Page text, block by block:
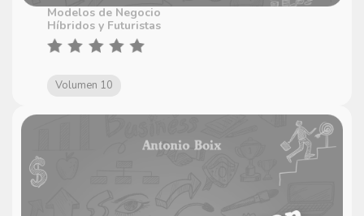
Modelos de Negocio
Híbridos y Futuristas
Volumen 10